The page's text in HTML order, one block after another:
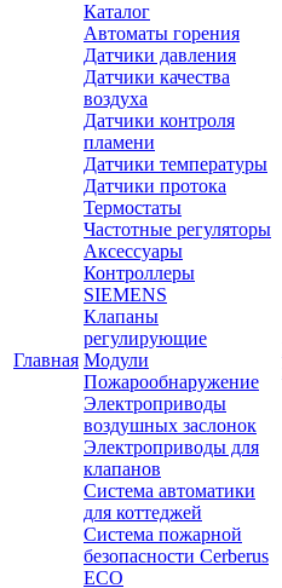
Главная
Каталог
Автоматы горения
Датчики давления
Датчики качества
воздуха
Датчики контроля
пламени
Датчики температуры
Датчики протока
Термостаты
Частотные регуляторы
Аксессуары
Контроллеры
SIEMENS
Клапаны
регулирующие
Модули
Пожарообнаружение
Электроприводы
воздушных заслонок
Электроприводы для
клапанов
Система автоматики
для коттеджей
Система пожарной
безопасности Cerberus
ECO